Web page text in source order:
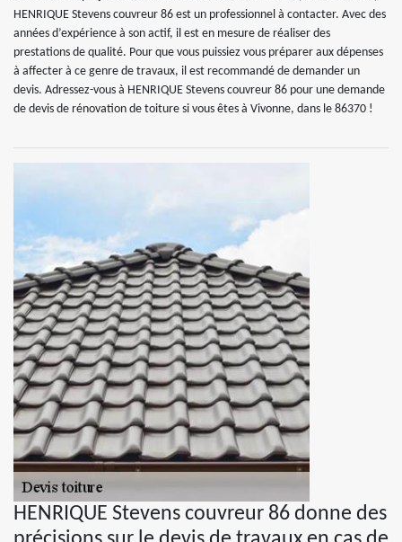
HENRIQUE Stevens couvreur 86 est un professionnel à contacter. Avec des
années d’expérience à son actif, il est en mesure de réaliser des
prestations de qualité. Pour que vous puissiez vous préparer aux dépenses
à affecter à ce genre de travaux, il est recommandé de demander un
devis. Adressez-vous à HENRIQUE Stevens couvreur 86 pour une demande
de devis de rénovation de toiture si vous êtes à Vivonne, dans le 86370 !
HENRIQUE Stevens couvreur 86 donne des